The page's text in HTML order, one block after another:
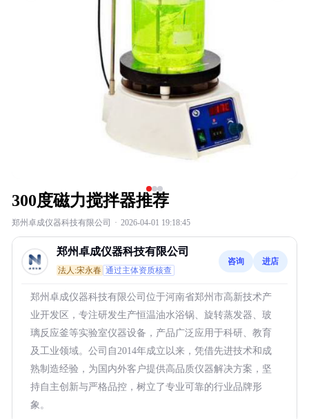
300度磁力搅拌器推荐
郑州卓成仪器科技有限公司 · 2026-04-01 19:18:45
郑州卓成仪器科技有限公司
法人:宋永春 通过主体资质核查
咨询 进店
郑州卓成仪器科技有限公司位于河南省郑州市高新技术产
业开发区，专注研发生产恒温油水浴锅、旋转蒸发器、玻
璃反应釜等实验室仪器设备，产品广泛应用于科研、教育
及工业领域。公司自2014年成立以来，凭借先进技术和成
熟制造经验，为国内外客户提供高品质仪器解决方案，坚
持自主创新与严格品控，树立了专业可靠的行业品牌形
象。